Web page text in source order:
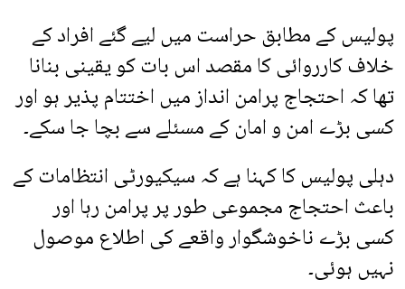
پولیس کے مطابق حراست میں لیے گئے افراد کے
خلاف کارروائی کا مقصد اس بات کو یقینی بنانا
تھا کہ احتجاج پرامن انداز میں اختتام پذیر ہو اور
کسی بڑے امن و امان کے مسئلے سے بچا جا سکے۔
دہلی پولیس کا کہنا ہے کہ سیکیورٹی انتظامات کے
باعث احتجاج مجموعی طور پر پرامن رہا اور
کسی بڑے ناخوشگوار واقعے کی اطلاع موصول
نہیں ہوئی۔